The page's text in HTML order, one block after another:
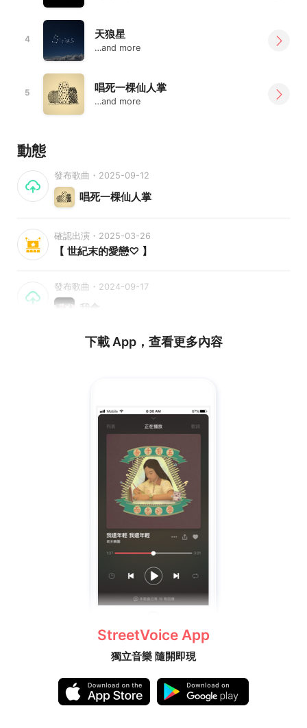
4 天狼星
…and more
5 唱死一棵仙人掌
…and more
動態
發布歌曲・2025-09-12
唱死一棵仙人掌
確認出演・2025-03-26
【 世紀末的愛戀♡ 】
發布歌曲・2024-09-17
我會
下載 App，查看更多內容
StreetVoice App
獨立音樂 隨開即現